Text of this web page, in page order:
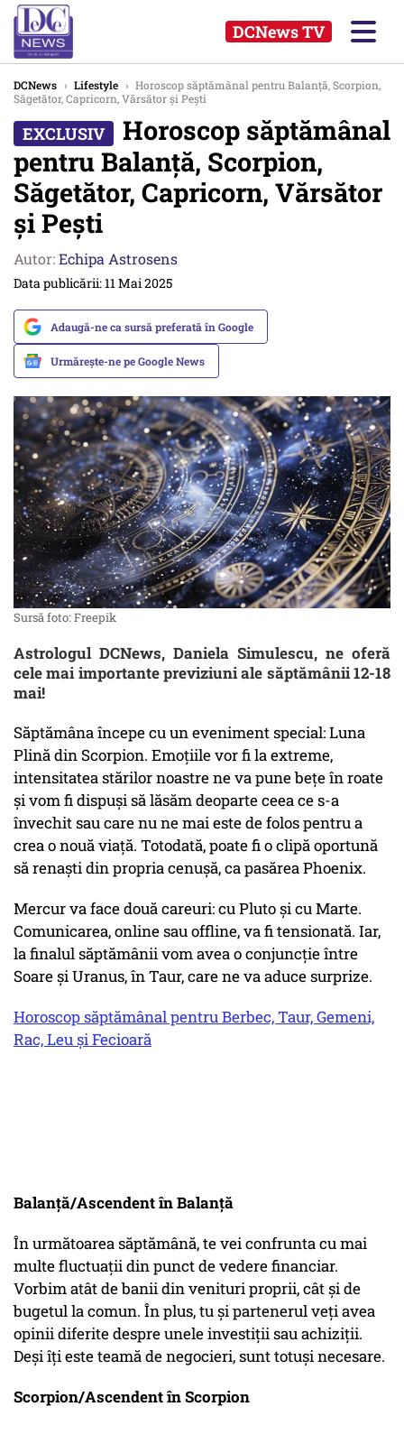
DCNews TV
DCNews › Lifestyle › Horoscop săptămânal pentru Balanță, Scorpion,
Săgetător, Capricorn, Vărsător și Pești
Horoscop săptămânal
pentru Balanță, Scorpion,
Săgetător, Capricorn, Vărsător
și Pești
Autor:Echipa Astrosens
Data publicării: 11 Mai 2025
Adaugă-ne ca sursă preferată în Google
Urmărește-ne pe Google News
Sursă foto: Freepik
Astrologul DCNews, Daniela Simulescu, ne oferă
cele mai importante previziuni ale săptămânii 12-18
mai!
Săptămâna începe cu un eveniment special: Luna
Plină din Scorpion. Emoțiile vor fi la extreme,
intensitatea stărilor noastre ne va pune bețe în roate
și vom fi dispuși să lăsăm deoparte ceea ce s-a
învechit sau care nu ne mai este de folos pentru a
crea o nouă viață. Totodată, poate fi o clipă oportună
să renaști din propria cenușă, ca pasărea Phoenix.
Mercur va face două careuri: cu Pluto și cu Marte.
Comunicarea, online sau offline, va fi tensionată. Iar,
la finalul săptămânii vom avea o conjuncție între
Soare și Uranus, în Taur, care ne va aduce surprize.
Horoscop săptămânal pentru Berbec, Taur, Gemeni,
Rac, Leu și Fecioară
Balanță/Ascendent în Balanță
În următoarea săptămână, te vei confrunta cu mai
multe fluctuații din punct de vedere financiar.
Vorbim atât de banii din venituri proprii, cât și de
bugetul la comun. În plus, tu și partenerul veți avea
opinii diferite despre unele investiții sau achiziții.
Deși îți este teamă de negocieri, sunt totuși necesare.
Scorpion/Ascendent în Scorpion